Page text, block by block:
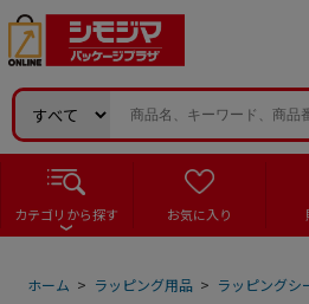
カテゴリから探す お気に入り
ホーム > ラッピング用品 > ラッピングシ